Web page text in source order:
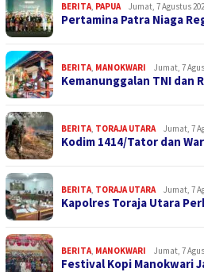
BERITA, PAPUA Jumat, 7 Agustus
Pertamina Patra Niaga
BERITA, MANOKWARI Jumat, 7
Kemanunggalan TNI dan
BERITA, TORAJA UTARA Jumat, 7
Kodim 1414/Tator dan
BERITA, TORAJA UTARA Jumat, 7
Kapolres Toraja Utara
BERITA, MANOKWARI Jumat, 7
Festival Kopi Manokwari